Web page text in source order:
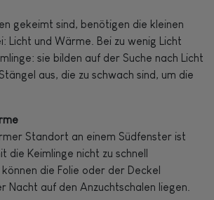
gekeimt sind, benötigen die kleinen
Licht und Wärme. Bei zu wenig Licht
sie bilden auf der Suche nach Licht
aus, die zu schwach sind, um die
Standort an einem Südfenster ist
die Keimlinge nicht zu schnell
die Folie oder der Deckel
Nacht auf den Anzuchtschalen liegen.